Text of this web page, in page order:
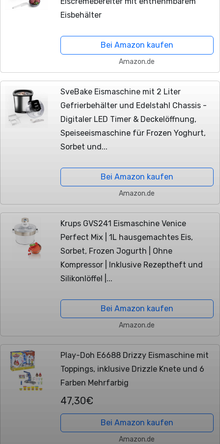
Eisbehälter
Bei Amazon kaufen
Amazon.de
SveBake Eismaschine mit 2 Liter
Gefrierbehälter und Edelstahl Chassis -
Digitaler LED Timer & Deckelöffnung,
Speiseeismaschine für Frozen Yoghurt,
Sorbet und...
Bei Amazon kaufen
Amazon.de
Krups GVS241 Eismaschine Venice
Perfect Mix | 1L hausgemachtes Eis,
Sorbet, Frozen Jogurth | Ohne
Kompressor | Inklusive Rezeptheft und
Silikonlöffel |...
Bei Amazon kaufen
Amazon.de
Play-Doh E6688 Drizzy Eismaschine mit
Toppings, inklusive Drizzle Knete und 6
Farben Mehrfarbig
47,30€
Bei Amazon kaufen
Amazon.de